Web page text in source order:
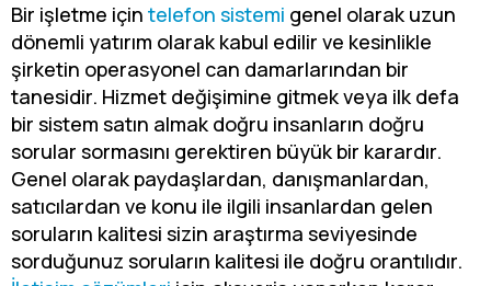
Bir işletme için telefon sistemi genel olarak uzun
dönemli yatırım olarak kabul edilir ve kesinlikle
şirketin operasyonel can damarlarından bir
tanesidir. Hizmet değişimine gitmek veya ilk defa
bir sistem satın almak doğru insanların doğru
sorular sormasını gerektiren büyük bir karardır.
Genel olarak paydaşlardan, danışmanlardan,
satıcılardan ve konu ile ilgili insanlardan gelen
soruların kalitesi sizin araştırma seviyesinde
sorduğunuz soruların kalitesi ile doğru orantılıdır.